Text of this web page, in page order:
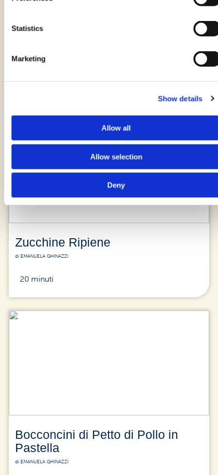
Statistics
Marketing
Show details
Allow all
Allow selection
Deny
di EMANUELA GHINAZZI
Zucchine Ripiene
di EMANUELA GHINAZZI
20 minuti
Bocconcini di Petto di Pollo in
Pastella
di EMANUELA GHINAZZI